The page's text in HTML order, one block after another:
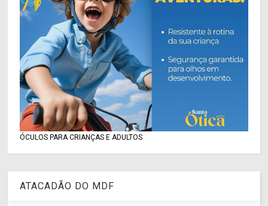
ÓCULOS PARA CRIANÇAS E ADULTOS
ATACADÃO DO MDF